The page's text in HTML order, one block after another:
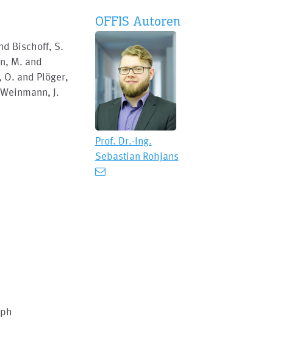
Bischoff, S.
M. and
and Plöger,
J.
OFFIS Autoren
Prof. Dr.-Ing.
Sebastian Rohjans